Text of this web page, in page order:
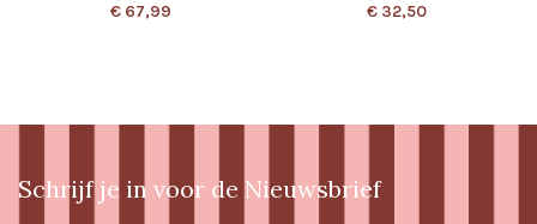
€67,99 € 32,50
Schrijf je in voor de Nieuwsbrief